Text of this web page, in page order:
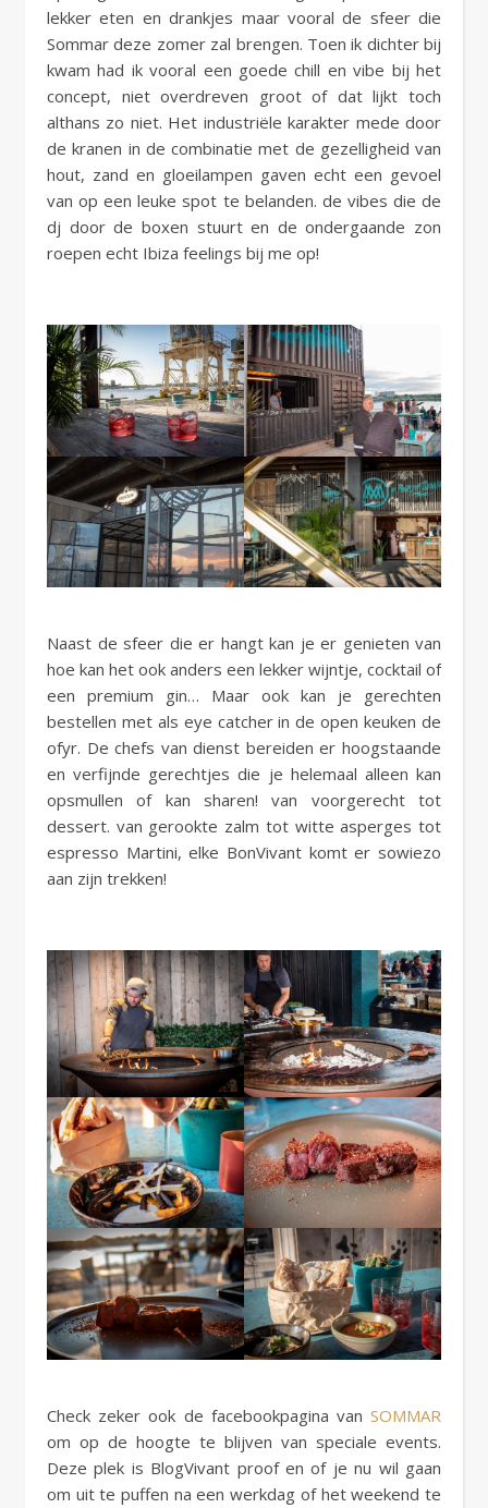
lekker eten en drankjes maar vooral de sfeer die
Sommar deze zomer zal brengen. Toen ik dichter bij
kwam had ik vooral een goede chill en vibe bij het
concept, niet overdreven groot of dat lijkt toch
althans zo niet. Het industriële karakter mede door
de kranen in de combinatie met de gezelligheid van
hout, zand en gloeilampen gaven echt een gevoel
van op een leuke spot te belanden. de vibes die de
dj door de boxen stuurt en de ondergaande zon
roepen echt Ibiza feelings bij me op!
Naast de sfeer die er hangt kan je er genieten van
hoe kan het ook anders een lekker wijntje, cocktail of
een premium gin… Maar ook kan je gerechten
bestellen met als eye catcher in de open keuken de
ofyr. De chefs van dienst bereiden er hoogstaande
en verfijnde gerechtjes die je helemaal alleen kan
opsmullen of kan sharen! van voorgerecht tot
dessert. van gerookte zalm tot witte asperges tot
espresso Martini, elke BonVivant komt er sowiezo
aan zijn trekken!
Check zeker ook de facebookpagina van SOMMAR
om op de hoogte te blijven van speciale events.
Deze plek is BlogVivant proof en of je nu wil gaan
om uit te puffen na een werkdag of het weekend te